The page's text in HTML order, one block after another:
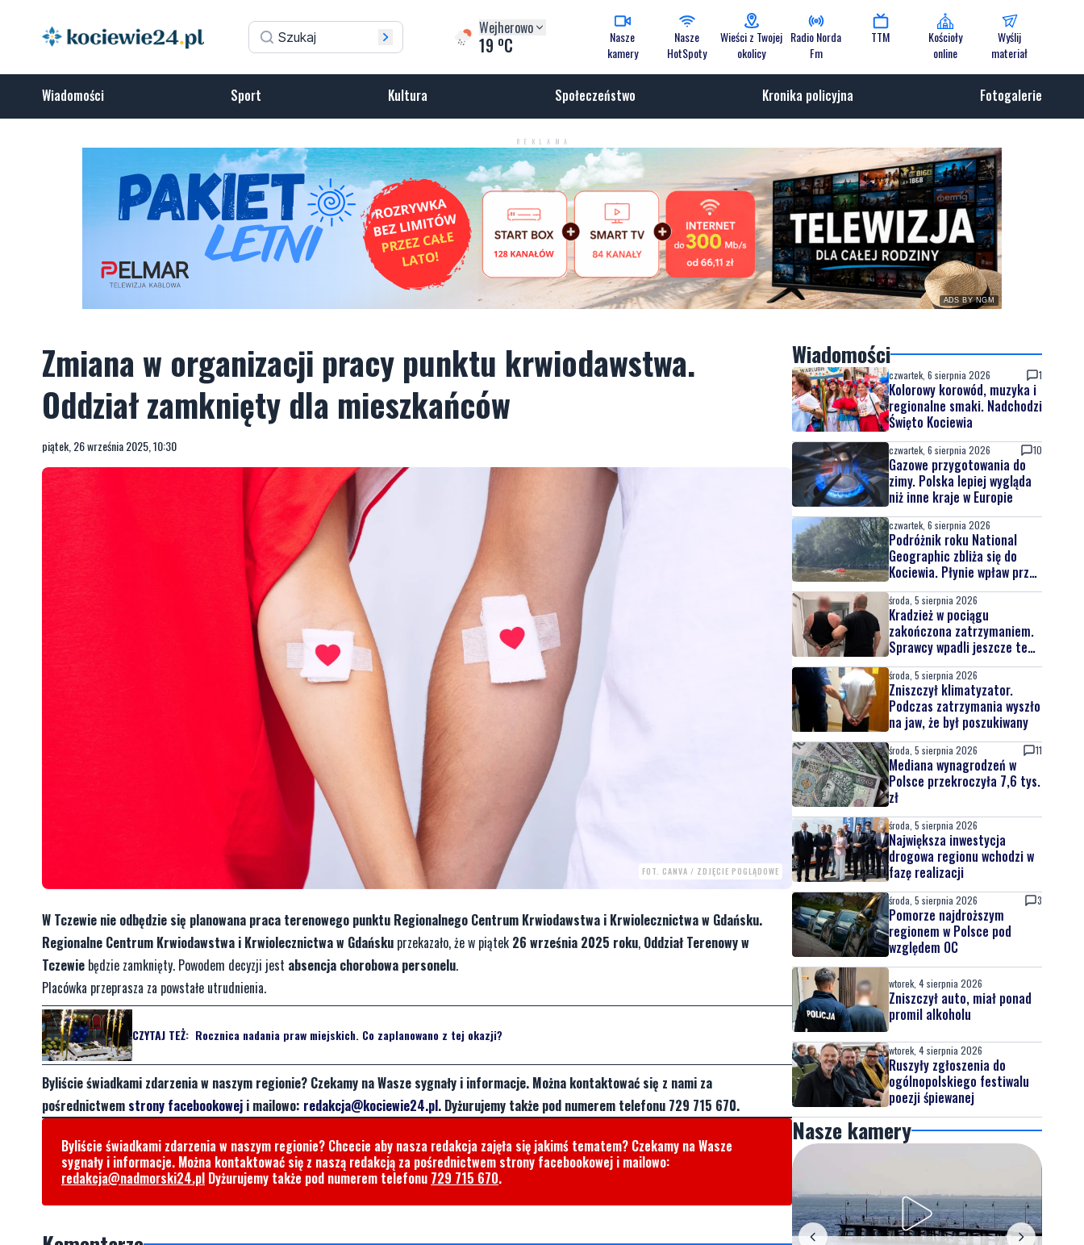
Wejherowo
19 oC
Nasze
kamery
Nasze
HotSpoty
Wieści z Twojej
okolicy
Radio Norda
Fm
TTM
Kościoły
online
Wyślij
materiał
Wiadomości Sport Kultura Społeczeństwo Kronika policyjna Fotogalerie
REKLAMA
ADS BY NGM
Zmiana w organizacji pracy punktu krwiodawstwa.
Oddział zamknięty dla mieszkańców
piątek, 26 września 2025, 10:30
FOT. CANVA / ZDJĘCIE POGLĄDOWE
W Tczewie nie odbędzie się planowana praca terenowego punktu Regionalnego Centrum Krwiodawstwa i Krwiolecznictwa w Gdańsku.
Regionalne Centrum Krwiodawstwa i Krwiolecznictwa w Gdańsku przekazało, że w piątek 26 września 2025 roku, Oddział Terenowy w
Tczewie będzie zamknięty. Powodem decyzji jest absencja chorobowa personelu.
Placówka przeprasza za powstałe utrudnienia.
CZYTAJ TEŻ: Rocznica nadania praw miejskich. Co zaplanowano z tej okazji?
Byliście świadkami zdarzenia w naszym regionie? Czekamy na Wasze sygnały i informacje. Można kontaktować się z nami za
pośrednictwem strony facebookowej i mailowo: redakcja@kociewie24.pl. Dyżurujemy także pod numerem telefonu 729 715 670.
Byliście świadkami zdarzenia w naszym regionie? Chcecie aby nasza redakcja zajęła się jakimś tematem? Czekamy na Wasze
sygnały i informacje. Można kontaktować się z naszą redakcją za pośrednictwem strony facebookowej i mailowo:
redakcja@nadmorski24.pl Dyżurujemy także pod numerem telefonu 729 715 670.
Wiadomości
czwartek, 6 sierpnia 2026 1
Kolorowy korowód, muzyka i
regionalne smaki. Nadchodzi
Święto Kociewia
czwartek, 6 sierpnia 2026 10
Gazowe przygotowania do
zimy. Polska lepiej wygląda
niż inne kraje w Europie
czwartek, 6 sierpnia 2026
Podróżnik roku National
Geographic zbliża się do
Kociewia. Płynie wpław przez
całą Wisłę
środa, 5 sierpnia 2026
Kradzież w pociągu
zakończona zatrzymaniem.
Sprawcy wpadli jeszcze tego
samego dnia
środa, 5 sierpnia 2026
Zniszczył klimatyzator.
Podczas zatrzymania wyszło
na jaw, że był poszukiwany
środa, 5 sierpnia 2026 11
Mediana wynagrodzeń w
Polsce przekroczyła 7,6 tys.
zł
środa, 5 sierpnia 2026
Największa inwestycja
drogowa regionu wchodzi w
fazę realizacji
środa, 5 sierpnia 2026 3
Pomorze najdroższym
regionem w Polsce pod
względem OC
wtorek, 4 sierpnia 2026
Zniszczył auto, miał ponad
promil alkoholu
wtorek, 4 sierpnia 2026
Ruszyły zgłoszenia do
ogólnopolskiego festiwalu
poezji śpiewanej
Nasze kamery